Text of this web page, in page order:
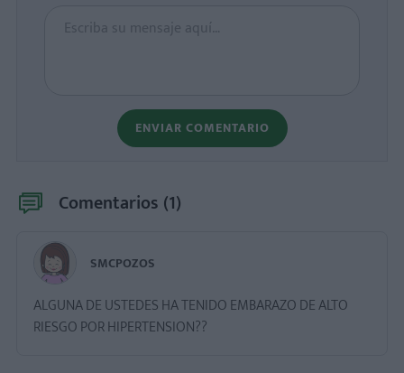
ENVIAR COMENTARIO
Comentarios (1)
SMCPOZOS
ALGUNA DE USTEDES HA TENIDO EMBARAZO DE ALTO
RIESGO POR HIPERTENSION??